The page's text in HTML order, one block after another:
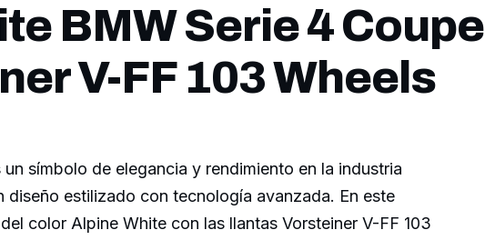
BMW Serie 4 Coupe
V-FF 103 Wheels
símbolo de elegancia y rendimiento en la industria
diseño estilizado con tecnología avanzada. En este
color Alpine White con las llantas Vorsteiner V-FF 103